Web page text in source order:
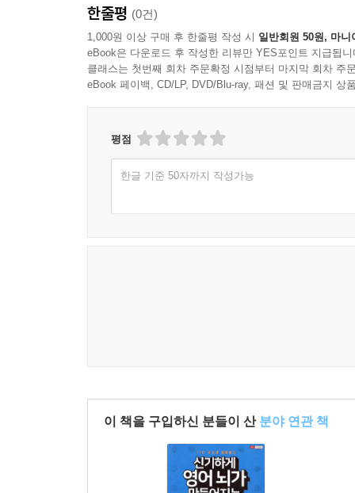
한줄평 (0건)
1,000원 이상 구매 후 한줄평 작성 시 일반회원 50원, 마니
eBook은 다운로드 후 작성한 리뷰만 YES포인트 지급됩니
클래스는 첫번째 회차 주문확정 시점부터 마지막 회차 주
eBook 페이백, CD/LP, DVD/Blu-ray, 패션 및 판매금지 상
평점
한글 기준 50자까지 작성가능
이 책을 구입하신 분들이 산 분야 연관 책